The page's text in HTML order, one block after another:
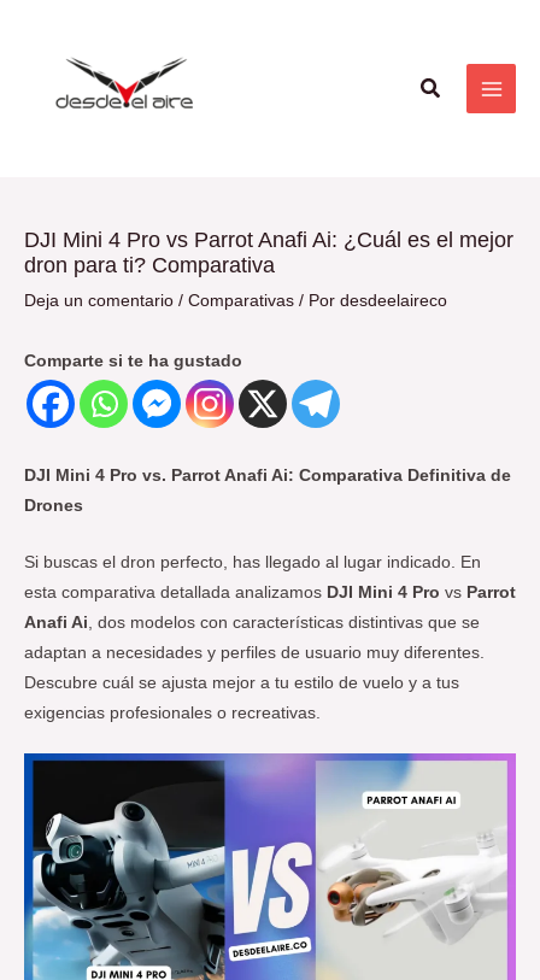
Buscar
DJI Mini 4 Pro vs Parrot Anafi Ai: ¿Cuál es el mejor
dron para ti? Comparativa
Deja un comentario / Comparativas / Por desdeelaireco
Comparte si te ha gustado
DJI Mini 4 Pro vs. Parrot Anafi Ai: Comparativa Definitiva de
Drones
Si buscas el dron perfecto, has llegado al lugar indicado. En
esta comparativa detallada analizamos DJI Mini 4 Pro vs Parrot
Anafi Ai , dos modelos con características distintivas que se
adaptan a necesidades y perfiles de usuario muy diferentes.
Descubre cuál se ajusta mejor a tu estilo de vuelo y a tus
exigencias profesionales o recreativas.
entradas